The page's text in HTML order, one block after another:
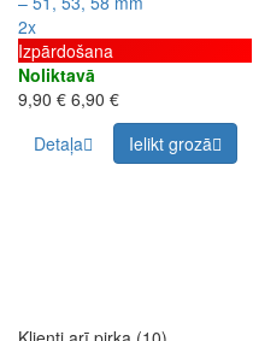
2x
Izpārdošana
Noliktavā
9,90 € 6,90 €
Detaļa
Ielikt grozā